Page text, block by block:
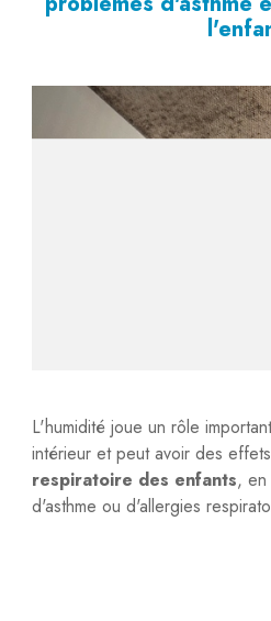
L'humidité joue un rôle
intérieur et peut avoir des
respiratoire des enfants, en
d'asthme ou d'allergies